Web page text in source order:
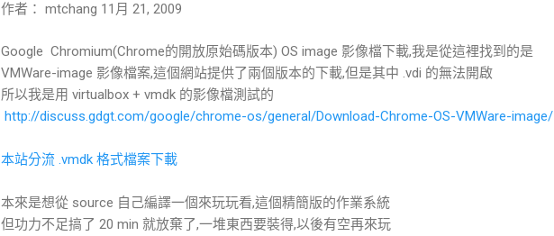
作者： mtchang 11月 21, 2009
Google Chromium(Chrome的開放原始碼版本) OS image 影像檔下載,我是從這裡找到的是
VMWare-image 影像檔案,這個網站提供了兩個版本的下載,但是其中 .vdi 的無法開啟
所以我是用 virtualbox + vmdk 的影像檔測試的
http://discuss.gdgt.com/google/chrome-os/general/Download-Chrome-OS-VMWare-image/
本站分流 .vmdk 格式檔案下載
本來是想從 source 自己編譯一個來玩玩看,這個精簡版的作業系統
但功力不足搞了 20 min 就放棄了,一堆東西要裝得,以後有空再來玩